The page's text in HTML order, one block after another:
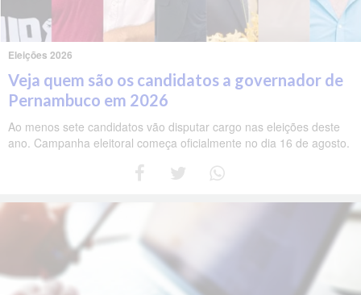
Eleições 2026
Veja quem são os candidatos a governador de
Pernambuco em 2026
Ao menos sete candidatos vão disputar cargo nas eleições deste
ano. Campanha eleitoral começa oficialmente no dia 16 de agosto.